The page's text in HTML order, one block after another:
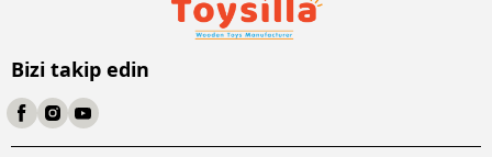
Bizi takip edin